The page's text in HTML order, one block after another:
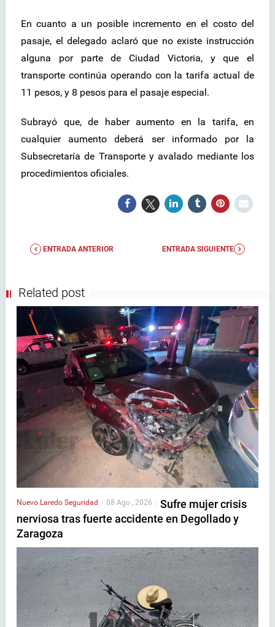
En cuanto a un posible incremento en el costo del
pasaje, el delegado aclaró que no existe instrucción
alguna por parte de Ciudad Victoria, y que el
transporte continúa operando con la tarifa actual de
11 pesos, y 8 pesos para el pasaje especial.
Subrayó que, de haber aumento en la tarifa, en
cualquier aumento deberá ser informado por la
Subsecretaría de Transporte y avalado mediante los
procedimientos oficiales.
ENTRADA ANTERIOR ENTRADA SIGUIENTE
Related post
Nuevo Laredo Seguridad | 08 Ago , 2026 | Sufre mujer crisis
nerviosa tras fuerte accidente en Degollado y
Zaragoza